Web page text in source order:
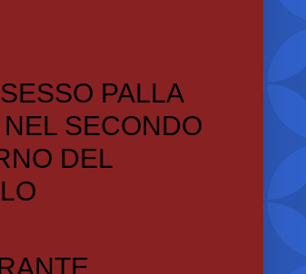
PALLA
SECONDO
DEL